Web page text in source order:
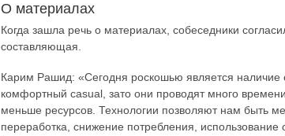
О материалах
Когда зашла речь о материалах, собеседники
составляющая.
Карим Рашид: «Сегодня роскошью является
комфортный casual, зато они проводят много
меньше ресурсов. Технологии позволяют нам быть
переработка, снижение потребления, использование